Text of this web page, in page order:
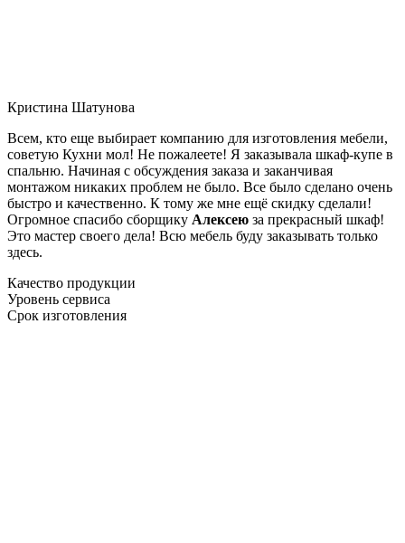
Кристина Шатунова
Всем, кто еще выбирает компанию для изготовления мебели,
советую Кухни мол! Не пожалеете! Я заказывала шкаф-купе в
спальню. Начиная с обсуждения заказа и заканчивая
монтажом никаких проблем не было. Все было сделано очень
быстро и качественно. К тому же мне ещё скидку сделали!
Огромное спасибо сборщику Алексею за прекрасный шкаф!
Это мастер своего дела! Всю мебель буду заказывать только
здесь.
Качество продукции
Уровень сервиса
Срок изготовления